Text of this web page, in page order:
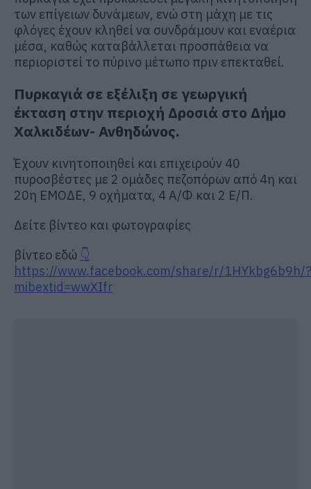
των επίγειων δυνάμεων, ενώ στη μάχη με τις
φλόγες έχουν κληθεί να συνδράμουν και εναέρια
μέσα, καθώς καταβάλλεται προσπάθεια να
περιοριστεί το πύρινο μέτωπο πριν επεκταθεί.
Πυρκαγιά σε εξέλιξη σε γεωργική
έκταση στην περιοχή Δροσιά στο Δήμο
Χαλκιδέων- Ανθηδώνος.
Έχουν κινητοποιηθεί και επιχειρούν 40
πυροσβέστες με 2 ομάδες πεζοπόρων από 4η και
20η ΕΜΟΔΕ, 9 οχήματα, 4 Α/Φ και 2 Ε/Π.
Δείτε βίντεο και φωτογραφίες
βίντεο εδώ 👇
https://www.facebook.com/share/r/1HYkbg6b9h/?
mibextid=wwXIfr